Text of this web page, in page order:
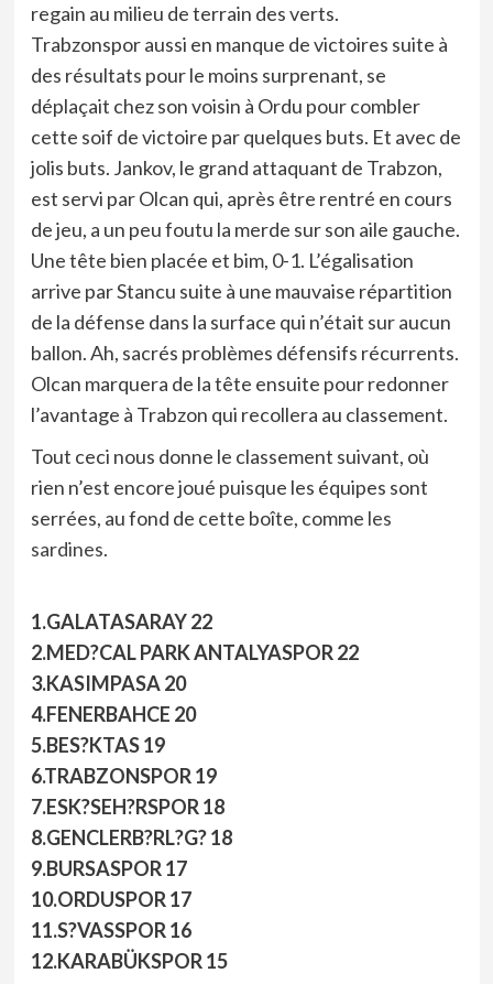
regain au milieu de terrain des verts.
Trabzonspor aussi en manque de victoires suite à
des résultats pour le moins surprenant, se
déplaçait chez son voisin à Ordu pour combler
cette soif de victoire par quelques buts. Et avec de
jolis buts. Jankov, le grand attaquant de Trabzon,
est servi par Olcan qui, après être rentré en cours
de jeu, a un peu foutu la merde sur son aile gauche.
Une tête bien placée et bim, 0-1. L’égalisation
arrive par Stancu suite à une mauvaise répartition
de la défense dans la surface qui n’était sur aucun
ballon. Ah, sacrés problèmes défensifs récurrents.
Olcan marquera de la tête ensuite pour redonner
l’avantage à Trabzon qui recollera au classement.
Tout ceci nous donne le classement suivant, où
rien n’est encore joué puisque les équipes sont
serrées, au fond de cette boîte, comme les
sardines.
1.GALATASARAY 22
2.MED?CAL PARK ANTALYASPOR 22
3.KASIMPASA 20
4.FENERBAHCE 20
5.BES?KTAS 19
6.TRABZONSPOR 19
7.ESK?SEH?RSPOR 18
8.GENCLERB?RL?G? 18
9.BURSASPOR 17
10.ORDUSPOR 17
11.S?VASSPOR 16
12.KARABÜKSPOR 15